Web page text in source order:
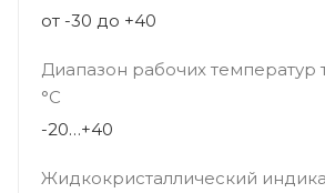
от -30 до +40
Диапазон рабочих температур
°С
-20…+40
Жидкокристаллический